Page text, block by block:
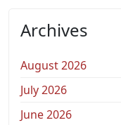
Archives
August 2026
July 2026
June 2026